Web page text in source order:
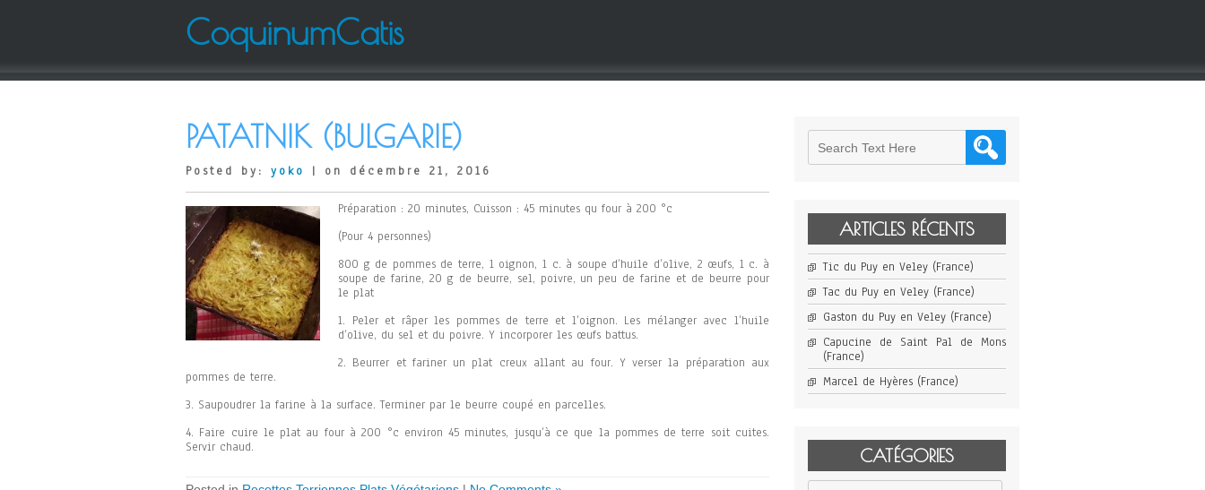
CoquinumCatis
PATATNIK (BULGARIE)
Posted by: yoko | on décembre 21, 2016
Préparation : 20 minutes, Cuisson : 45 minutes qu four à 200 °c
(Pour 4 personnes)
800 g de pommes de terre, 1 oignon, 1 c. à soupe d’huile d’olive, 2 œufs, 1 c. à
soupe de farine, 20 g de beurre, sel, poivre, un peu de farine et de beurre pour
le plat
1. Peler et râper les pommes de terre et l’oignon. Les mélanger avec l’huile
d’olive, du sel et du poivre. Y incorporer les œufs battus.
2. Beurrer et fariner un plat creux allant au four. Y verser la préparation aux
pommes de terre.
3. Saupoudrer la farine à la surface. Terminer par le beurre coupé en parcelles.
4. Faire cuire le plat au four à 200 °c environ 45 minutes, jusqu’à ce que la pommes de terre soit cuites.
Servir chaud.
ARTICLES RÉCENTS
Tic du Puy en Veley (France)
Tac du Puy en Veley (France)
Gaston du Puy en Veley (France)
Capucine de Saint Pal de Mons
(France)
Marcel de Hyères (France)
CATÉGORIES
Catégories